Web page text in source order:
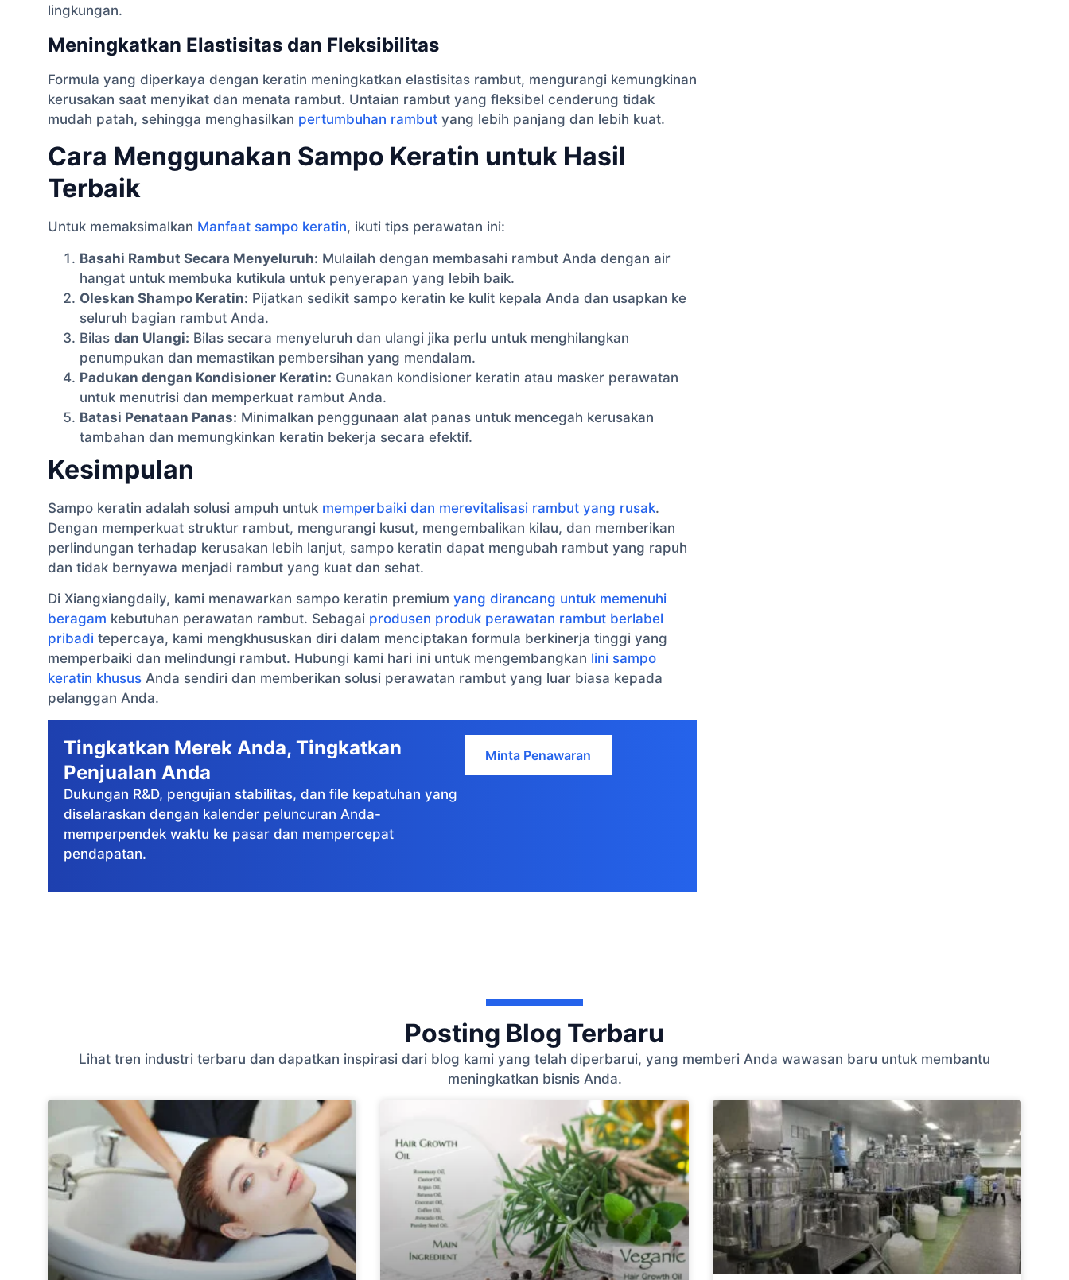
lingkungan.
Meningkatkan Elastisitas dan Fleksibilitas
Formula yang diperkaya dengan keratin meningkatkan elastisitas rambut, mengurangi kemungkinan
kerusakan saat menyikat dan menata rambut. Untaian rambut yang fleksibel cenderung tidak
mudah patah, sehingga menghasilkan pertumbuhan rambut yang lebih panjang dan lebih kuat.
Cara Menggunakan Sampo Keratin untuk Hasil
Terbaik
Untuk memaksimalkan Manfaat sampo keratin, ikuti tips perawatan ini:
Basahi Rambut Secara Menyeluruh: Mulailah dengan membasahi rambut Anda dengan air
hangat untuk membuka kutikula untuk penyerapan yang lebih baik.
Oleskan Shampo Keratin: Pijatkan sedikit sampo keratin ke kulit kepala Anda dan usapkan ke
seluruh bagian rambut Anda.
Bilas dan Ulangi: Bilas secara menyeluruh dan ulangi jika perlu untuk menghilangkan
penumpukan dan memastikan pembersihan yang mendalam.
Padukan dengan Kondisioner Keratin: Gunakan kondisioner keratin atau masker perawatan
untuk menutrisi dan memperkuat rambut Anda.
Batasi Penataan Panas: Minimalkan penggunaan alat panas untuk mencegah kerusakan
tambahan dan memungkinkan keratin bekerja secara efektif.
Kesimpulan
Sampo keratin adalah solusi ampuh untuk memperbaiki dan merevitalisasi rambut yang rusak.
Dengan memperkuat struktur rambut, mengurangi kusut, mengembalikan kilau, dan memberikan
perlindungan terhadap kerusakan lebih lanjut, sampo keratin dapat mengubah rambut yang rapuh
dan tidak bernyawa menjadi rambut yang kuat dan sehat.
Di Xiangxiangdaily, kami menawarkan sampo keratin premium yang dirancang untuk memenuhi
beragam kebutuhan perawatan rambut. Sebagai produsen produk perawatan rambut berlabel
pribadi tepercaya, kami mengkhususkan diri dalam menciptakan formula berkinerja tinggi yang
memperbaiki dan melindungi rambut. Hubungi kami hari ini untuk mengembangkan lini sampo
keratin khusus Anda sendiri dan memberikan solusi perawatan rambut yang luar biasa kepada
pelanggan Anda.
Tingkatkan Merek Anda, Tingkatkan
Penjualan Anda
Dukungan R&D, pengujian stabilitas, dan file kepatuhan yang
diselaraskan dengan kalender peluncuran Anda-
memperpendek waktu ke pasar dan mempercepat
pendapatan.
Minta Penawaran
Posting Blog Terbaru
Lihat tren industri terbaru dan dapatkan inspirasi dari blog kami yang telah diperbarui, yang memberi Anda wawasan baru untuk membantu
meningkatkan bisnis Anda.